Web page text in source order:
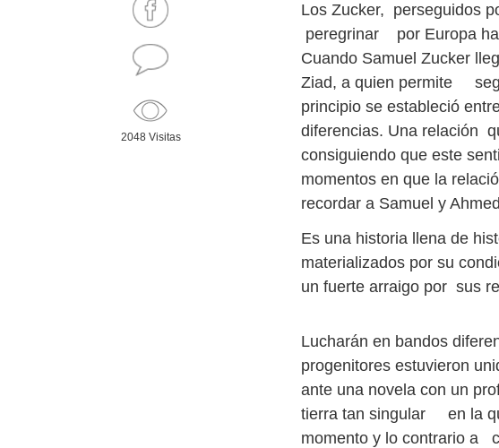
2048 Visitas
Los Zucker, perseguidos
peregrinar por Europa
Cuando Samuel Zucker
Ziad, a quien permite
principio se estableció
diferencias. Una relación
consiguiendo que este
momentos en que la
recordar a Samuel y
Es una historia llena de
materializados por su
un fuerte arraigo por sus
Lucharán en bandos
progenitores estuvieron
ante una novela con un
tierra tan singular en la
momento y lo contrario a